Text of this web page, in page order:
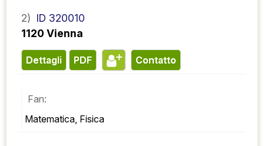
2) ID 320010
1120 Vienna
Dettagli PDF contatto
Fan:
Matematica, Fisica